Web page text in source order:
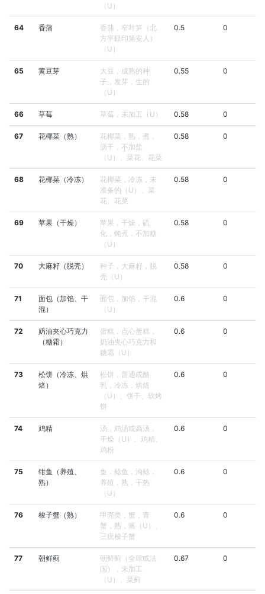
（U）
64 香蒲
香蒲，窄叶笋（北
方平原印第安人）
（U）
0.5 0
65 黄豆芽
大豆，成熟的种
子，发芽，生的
（U）
0.55 0
66 草莓 草莓，未加工（U） 0.58 0
67 花椰菜（熟）
花椰菜，熟，煮，
沥干，不加盐
（U）、菜花、花菜
0.58 0
68 花椰菜（冷冻）
花椰菜，冷冻，未
准备的（U）、菜
花、花菜
0.58 0
69 苹果（干燥）
苹果，干燥，硫
化，炖煮，不加糖
（U）
0.58 0
70 大麻籽（脱壳）
种子，大麻籽，脱
壳（U）
0.58 0
71
面包（加馅、干
混）
面包，加馅，干混
（U）
0.6 0
72
奶油夹心巧克力
（糖霜）
蛋糕，点心蛋糕，
奶油夹心巧克力和
糖霜（U）
0.6 0
73
松饼（冷冻、烘
焙）
松饼，普通或酪
乳，冷冻，烘焙
（U）、饼干、软烤
饼
0.6 0
74 鸡精
汤，鸡汤或高汤，
干燥（U）、鸡精、
鸡粉
0.6 0
75
钳鱼（养殖、
熟）
鱼，鲶鱼，沟鲶，
养殖，熟，干热
（U）
0.6 0
76 梭子蟹（熟）
甲壳类，蟹，青
蟹，熟，蒸（U）、
三疣梭子蟹
0.6 0
77 朝鲜蓟
朝鲜蓟（全球或法
国），未加工
（U）、菜蓟
0.67 0